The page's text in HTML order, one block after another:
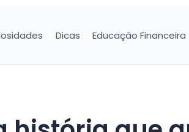
Dicas Educação Financeira